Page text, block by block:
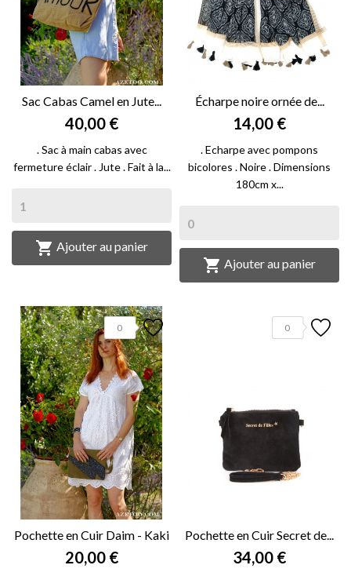
Sac Cabas Camel en Jute...
40,00 €
. Sac à main cabas avec
fermeture éclair . Jute . Fait à la...
 Ajouter au panier
Écharpe noire ornée de...
14,00 €
. Echarpe avec pompons
bicolores . Noire . Dimensions
180cm x...
 Ajouter au panier
0
Pochette en Cuir Daim - Kaki
20,00 €
0
Pochette en Cuir Secret de...
34,00 €